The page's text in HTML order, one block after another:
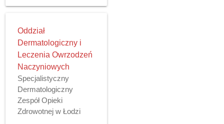
Oddział
Dermatologiczny i
Leczenia Owrzodzeń
Naczyniowych
Specjalistyczny
Dermatologiczny
Zespół Opieki
Zdrowotnej w Łodzi